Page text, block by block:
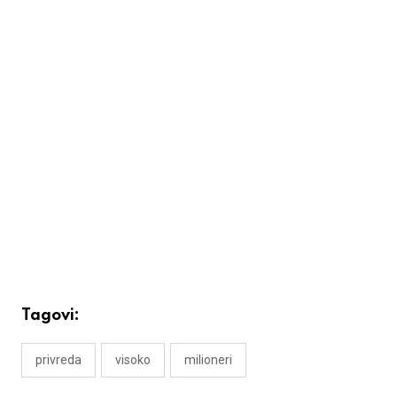
Tagovi:
privreda visoko milioneri